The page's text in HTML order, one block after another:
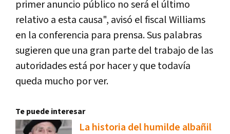
primer anuncio público no será el último
relativo a esta causa", avisó el fiscal Williams
en la conferencia para prensa. Sus palabras
sugieren que una gran parte del trabajo de las
autoridades está por hacer y que todavía
queda mucho por ver.
Te puede interesar
La historia del humilde albañil